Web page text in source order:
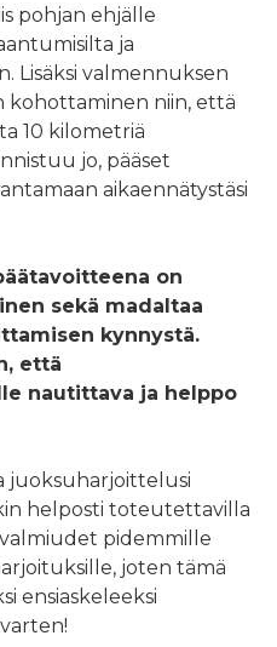
pohjan ehjälle
ja
Lisäksi valmennuksen
niin, että
10 kilometriä
jo, pääset
aikaennätystäsi
on
sekä madaltaa
kynnystä.
että
nautittava ja helppo
juoksuharjoittelusi
helposti toteutettavilla
pidemmille
joten tämä
ensiaskeleeksi